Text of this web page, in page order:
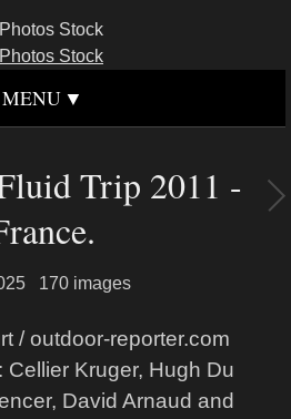
MENU
Trip 2011 -
170 images
/ outdoor-reporter.com
Cellier Kruger, Hugh Du
David Arnaud and